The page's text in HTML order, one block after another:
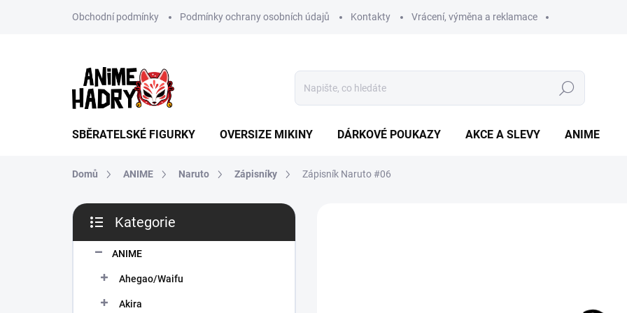
Obchodní podmínky Podmínky ochrany osobních údajů Kontakty Vrácení, výměna a reklamace
Hledat
SBĚRATELSKÉ FIGURKY OVERSIZE MIKINY DÁRKOVÉ POUKAZY AKCE A SLEVY ANIME
Domů ANIME Naruto Zápisníky Zápisník Naruto #06
P
s
kategorie
Kategorie
ANIME
Ahegao/Waifu
Akira